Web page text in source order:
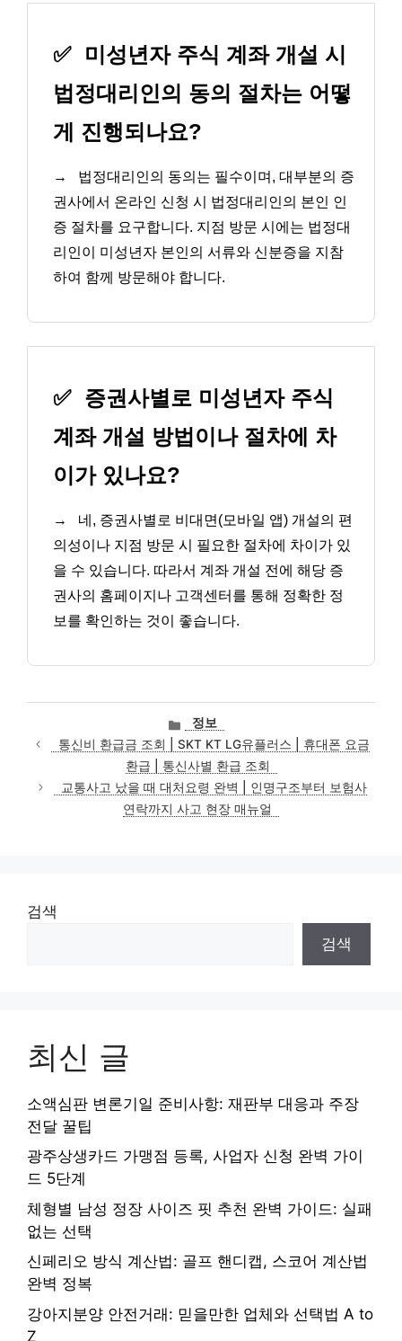
✅
미성년자 주식 계좌 개설 시
법정대리인의 동의 절차는 어떻
게 진행되나요?
→
법정대리인의 동의는 필수이며, 대부분의 증
권사에서 온라인 신청 시 법정대리인의 본인 인
증 절차를 요구합니다. 지점 방문 시에는 법정대
리인이 미성년자 본인의 서류와 신분증을 지참
하여 함께 방문해야 합니다.
✅ 증권사별로 미성년자 주식
계좌 개설 방법이나 절차에 차
이가 있나요?
→
네, 증권사별로 비대면(모바일 앱) 개설의 편
의성이나 지점 방문 시 필요한 절차에 차이가 있
을 수 있습니다. 따라서 계좌 개설 전에 해당 증
권사의 홈페이지나 고객센터를 통해 정확한 정
보를 확인하는 것이 좋습니다.
카
테
고
리
정보
통신비 환급금 조회 | SKT KT LG유플러스 | 휴대폰 요금
환급 | 통신사별 환급 조회
교통사고 났을 때 대처요령 완벽 | 인명구조부터 보험사
연락까지 사고 현장 매뉴얼
검색
검색
최신 글
소액심판 변론기일 준비사항: 재판부 대응과 주장
전달 꿀팁
광주상생카드 가맹점 등록, 사업자 신청 완벽 가이
드 5단계
체형별 남성 정장 사이즈 핏 추천 완벽 가이드: 실패
없는 선택
신페리오 방식 계산법: 골프 핸디캡, 스코어 계산법
완벽 정복
강아지분양 안전거래: 믿을만한 업체와 선택법 A to
Z